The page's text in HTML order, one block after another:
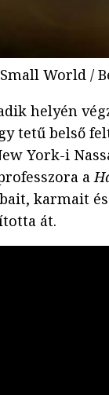
World /
helyén
tetű belső
York-i
a
karmait
át.